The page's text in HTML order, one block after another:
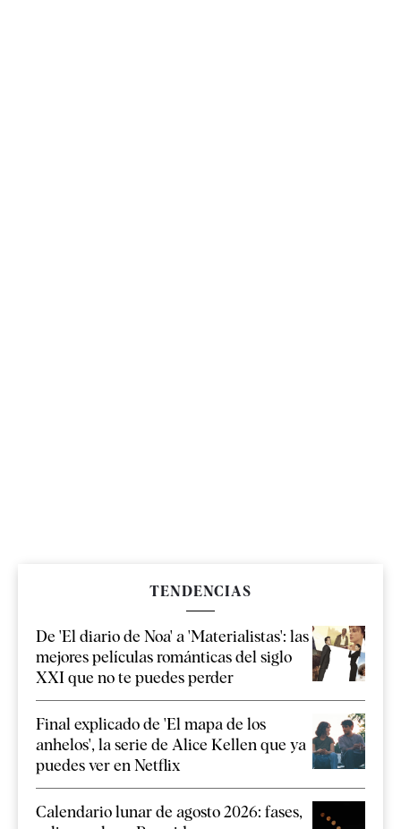
TENDENCIAS
De 'El diario de Noa' a 'Materialistas': las
mejores películas románticas del siglo
XXI que no te puedes perder
Final explicado de 'El mapa de los
anhelos', la serie de Alice Kellen que ya
puedes ver en Netflix
Calendario lunar de agosto 2026: fases,